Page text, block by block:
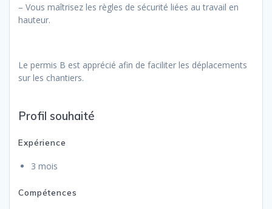
– Vous maîtrisez les règles de sécurité liées au travail en
hauteur.
Le permis B est apprécié afin de faciliter les déplacements
sur les chantiers.
Type
contrat
Profil souhaité
Expérience
3 mois
est
Compétences